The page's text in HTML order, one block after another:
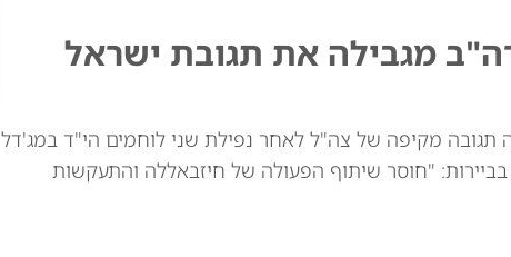
מגבילה את תגובת ישראל
תגובה מקיפה של צה"ל לאחר נפילת שני לוחמים הי"ד במג'דל
"חוסר שיתוף הפעולה של חיזבאללה והתעקשות